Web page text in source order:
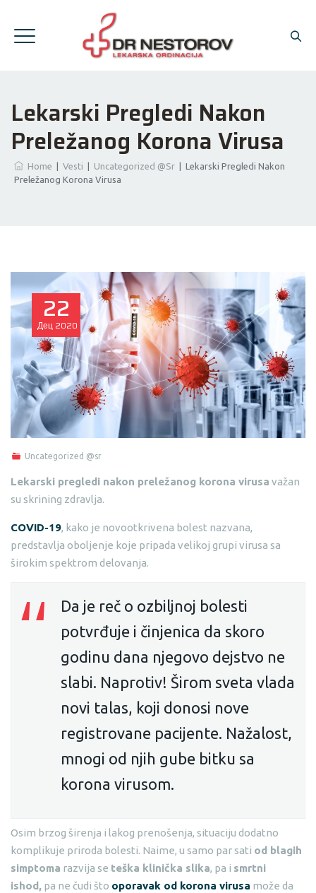
Lekarski Pregledi Nakon
Preležanog Korona Virusa
Home Vesti Uncategorized @sr
Lekarski Pregledi Nakon
Preležanog Korona Virusa
22
Дец 2020
Uncategorized @sr
Lekarski pregledi nakon preležanog korona virusa važan
su skrining zdravlja.
COVID-19, kako je novootkrivena bolest nazvana,
predstavlja oboljenje koje pripada velikoj grupi virusa sa
širokim spektrom delovanja.
Da je reč o ozbiljnoj bolesti
potvrđuje i činjenica da skoro
godinu dana njegovo dejstvo ne
slabi. Naprotiv! Širom sveta vlada
novi talas, koji donosi nove
registrovane pacijente. Nažalost,
mnogi od njih gube bitku sa
korona virusom.
Osim brzog širenja i lakog prenošenja, situaciju dodatno
komplikuje priroda bolesti. Naime, u samo par sati od blagih
simptoma razvija se teška klinička slika, pa i smrtni
ishod, pa ne čudi što oporavak od korona virusa može da